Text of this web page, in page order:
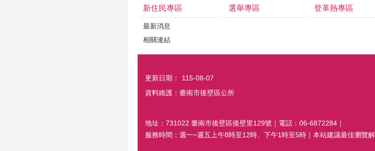
新住民專區
最新消息
相關連結
選舉專區 登革熱專區
更新日期：
115-08-07
資料維護：臺南市後壁區公所
地址：731022 臺南市後壁區後壁里129號｜電話：06-6872284｜
服務時間：週一~週五上午8時至12時、下午1時至5時｜本站建議最佳瀏覽